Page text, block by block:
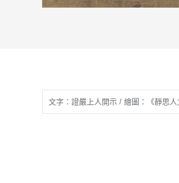
文字：證嚴上人開示 / 繪圖：《靜思